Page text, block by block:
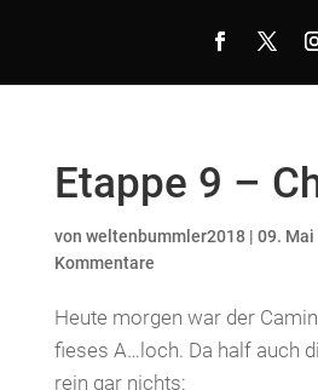
Etappe 9 –
von weltenbummler2018| 09. Mai
Kommentare
Heute morgen war der
fieses A…loch. Da half auch
rein gar nichts: